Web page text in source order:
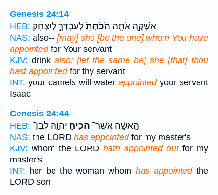
Genesis 24:14
HEB:
אַשְׁקֶ֑ה אֹתָ֤הּ הֹכַ֙חְתָּ֙לְעַבְדְּךָ֣ לְיִצְחָ֔ק
NAS: also-- [may] she [be the one] whom You have
appointedfor Your servant
KJV: drink also: [let the same be] she [that] thou
hast appointedfor thy servant
INT: your camels will water appointedyour servant
Isaac
Genesis 24:44
HEB:
הָֽאִשָּׁ֔ה אֲשֶׁר־ הֹכִ֥יחַ יְהוָ֖ה לְבֶן־
NAS: the LORD has appointedfor my master's
KJV: whom the LORD hath appointed outfor my
master's
INT: her be the woman whom has appointedthe
LORD son